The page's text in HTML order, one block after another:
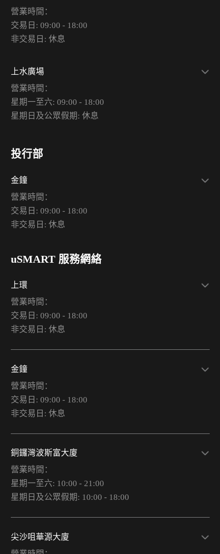
營業時間：
交易日: 09:00 - 18:00
非交易日: 休息
上水廣場
營業時間：
星期一至六: 09:00 - 18:00
星期日及公眾假期: 休息
投行部
金鐘
營業時間：
交易日: 09:00 - 18:00
非交易日: 休息
uSMART 服務網絡
上環
營業時間：
交易日: 09:00 - 18:00
非交易日: 休息
金鐘
營業時間：
交易日: 09:00 - 18:00
非交易日: 休息
銅鑼灣波斯富大廈
營業時間：
星期一至六: 10:00 - 21:00
星期日及公眾假期: 10:00 - 18:00
尖沙咀華源大廈